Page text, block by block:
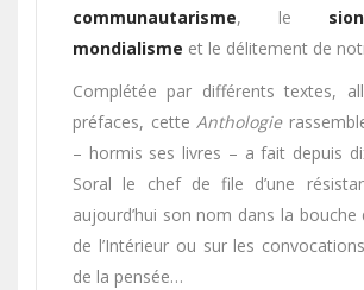
communautarisme, le
mondialisme et le délitement de
Complétée par différents textes,
préfaces, cette Anthologie
– hormis ses livres – a fait depuis
Soral le chef de file d’une
aujourd’hui son nom dans la bouche
de l’Intérieur ou sur les
de la pensée…